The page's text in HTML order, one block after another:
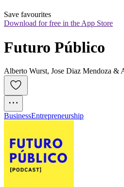
Save favourites
Download for free in the App Store
Futuro Público
Alberto Wurst, Jose Diaz Mendoza &
BusinessEntrepreneurship